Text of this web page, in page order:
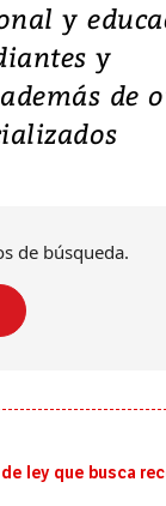
y
y
de
de búsqueda.
ley que busca
raras
y escuetas
hacia sus
de Brasil, Luiz